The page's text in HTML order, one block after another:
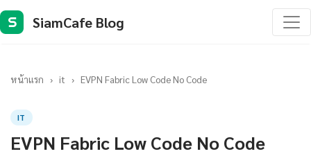
S SiamCafe Blog
หน้าแรก › it › EVPN Fabric Low Code No Code
IT
EVPN Fabric Low Code No Code